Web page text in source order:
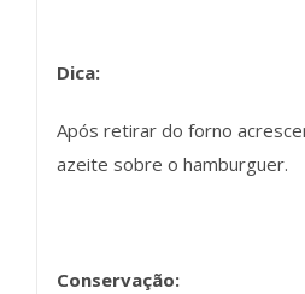
Dica:
Após retirar do forno
azeite sobre o hamburguer.
Conservação: